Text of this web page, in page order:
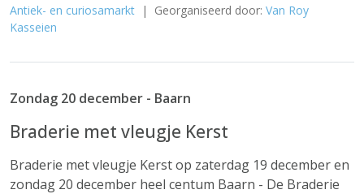
Antiek- en curiosamarkt | Georganiseerd door: Van Roy
Kasseien
Zondag 20 december - Baarn
Braderie met vleugje Kerst
Braderie met vleugje Kerst op zaterdag 19 december en
zondag 20 december heel centum Baarn - De Braderie